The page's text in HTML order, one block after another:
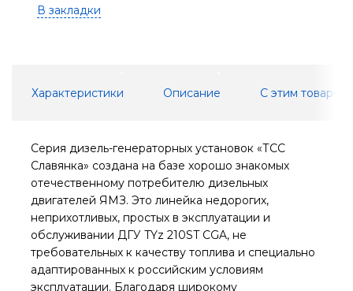
В закладки
Характеристики Описание С этим товаром
Серия дизель-генераторных установок «ТСС
Славянка» создана на базе хорошо знакомых
отечественному потребителю дизельных
двигателей ЯМЗ. Это линейка недорогих,
неприхотливых, простых в эксплуатации и
обслуживании ДГУ TYz 210ST CGA, не
требовательных к качеству топлива и специально
адаптированных к российским условиям
эксплуатации. Благодаря широкому